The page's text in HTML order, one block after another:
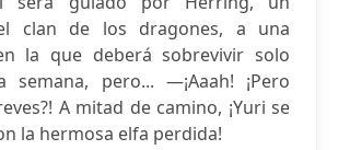
clan de los dragones, a una
la que deberá sobrevivir solo
semana, pero... —¡Aaah! ¡Pero
A mitad de camino, ¡Yuri se
la hermosa elfa perdida!